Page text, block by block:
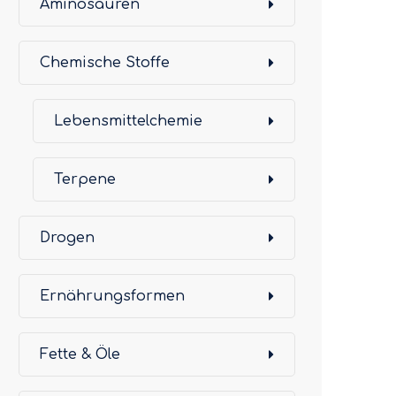
Aminosäuren
Chemische Stoffe
Lebensmittelchemie
Terpene
Drogen
Ernährungsformen
Fette & Öle